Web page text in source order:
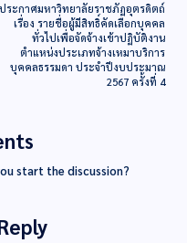
ประกาศมหาวิทยาลัยราชภัฏอุตรดิตถ์
เรื่อง รายชื่อผู้มีสิทธิ์คัดเลือกบุคคล
ทั่วไปเพื่อจัดจ้างเข้าปฏิบัติงาน
ตำแหน่งประเภทจ้างเหมาบริการ
บุคคลธรรมดา ประจำปีงบประมาณ
2567 ครั้งที่ 4
start the discussion?